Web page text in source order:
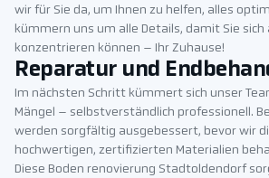
wir für Sie da, um Ihnen zu helfen, alles
kümmern uns um alle Details, damit Sie sich
konzentrieren können – Ihr Zuhause!
Reparatur und
Im nächsten Schritt kümmert sich unser
Mängel – selbstverständlich professionell.
werden sorgfältig ausgebessert, bevor wir
hochwertigen, zertifizierten Materialien
Diese Boden renovierung Stadtoldendorf